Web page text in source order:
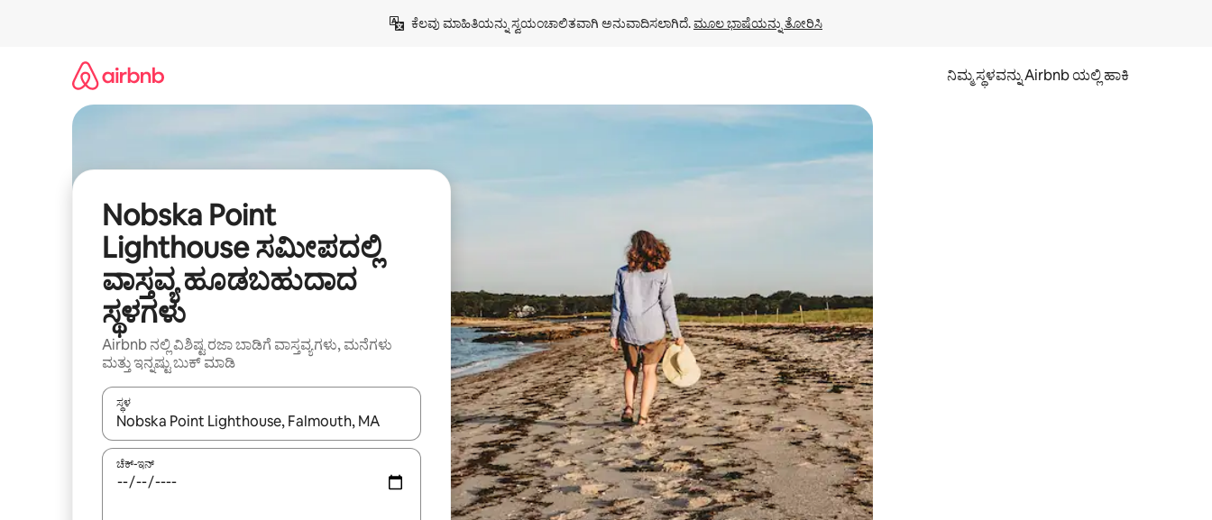
ಕೆಲವು ಮಾಹಿತಿಯನ್ನು ಸ್ವಯಂಚಾಲಿತವಾಗಿ ಅನುವಾದಿಸಲಾಗಿದೆ. ಮೂಲ ಭಾಷೆಯನ್ನು ತೋರಿಸಿ
ನಿಮ್ಮ ಸ್ಥಳವನ್ನು Airbnb ಯಲ್ಲಿ ಹಾಕಿ
Nobska Point
Lighthouse ಸಮೀಪದಲ್ಲಿ
ವಾಸ್ತವ್ಯ ಹೂಡಬಹುದಾದ
ಸ್ಥಳಗಳು
Airbnb ನಲ್ಲಿ ವಿಶಿಷ್ಟ ರಜಾ ಬಾಡಿಗೆ ವಾಸ್ತವ್ಯಗಳು, ಮನೆಗಳು
ಮತ್ತು ಇನ್ನಷ್ಟು ಬುಕ್ ಮಾಡಿ
ಸ್ಥಳ
ಫಲಿತಾಂಶಗಳು ಲಭ್ಯವಿರುವಾಗ, ಅಪ್ ಮತ್ತು ಡೌನ್ ಬಾಣದ ಕೀಲಿಗಳೊಂದಿಗೆ ನ್ಯಾವಿಗೇಟ್ ಮಾಡಿ ಅಥವಾ ಸ್ಪರ್ಶ ಅಥವಾ ಸ್ವೈಪ್ ಗೆಸ್ಚರ್‌ಗಳ ಮೂಲಕ ಅನ್ವೇಷಿಸಿ.
ಚೆಕ್-ಇನ್